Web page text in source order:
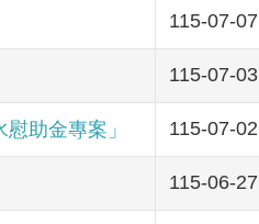
115-07-07
115-07-03
助金專案」 115-07-02
115-06-27